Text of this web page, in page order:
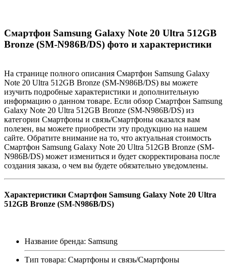
Смартфон Samsung Galaxy Note 20 Ultra 512GB
Bronze (SM-N986B/DS) фото и характеристики
На странице полного описания Смартфон Samsung Galaxy
Note 20 Ultra 512GB Bronze (SM-N986B/DS) вы можете
изучить подробные характеристики и дополнительную
информацию о данном товаре. Если обзор Смартфон Samsung
Galaxy Note 20 Ultra 512GB Bronze (SM-N986B/DS) из
категории Смартфоны и связь/Смартфоны оказался вам
полезен, вы можете приобрести эту продукцию на нашем
сайте. Обратите внимание на то, что актуальная стоимость
Смартфон Samsung Galaxy Note 20 Ultra 512GB Bronze (SM-
N986B/DS) может измениться и будет скорректирована после
создания заказа, о чем вы будете обязательно уведомлены.
Характеристики Смартфон Samsung Galaxy Note 20 Ultra
512GB Bronze (SM-N986B/DS)
Название бренда: Samsung
Тип товара: Смартфоны и связь/Смартфоны